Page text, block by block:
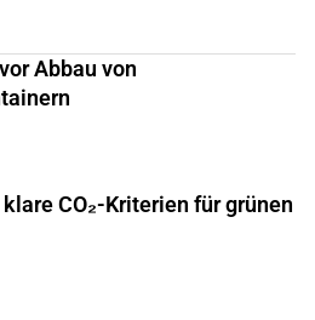
Abbau von
klare CO₂-Kriterien für grünen